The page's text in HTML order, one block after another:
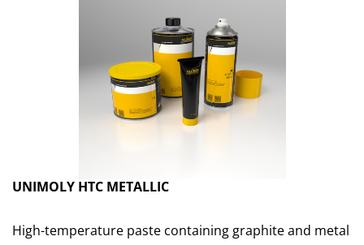
UNIMOLY HTC METALLIC
High-temperature paste containing graphite and metal